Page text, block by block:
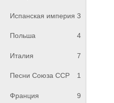
Испанская империя 3
Польша 4
Италия 7
Песни Союза ССР 1
Франция 9